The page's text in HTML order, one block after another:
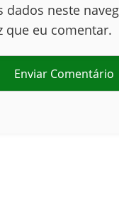
dados neste
que eu comentar.